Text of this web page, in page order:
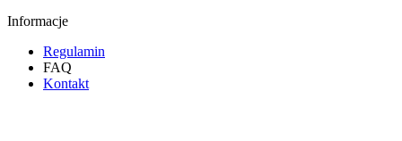
Informacje
Regulamin
FAQ
Kontakt